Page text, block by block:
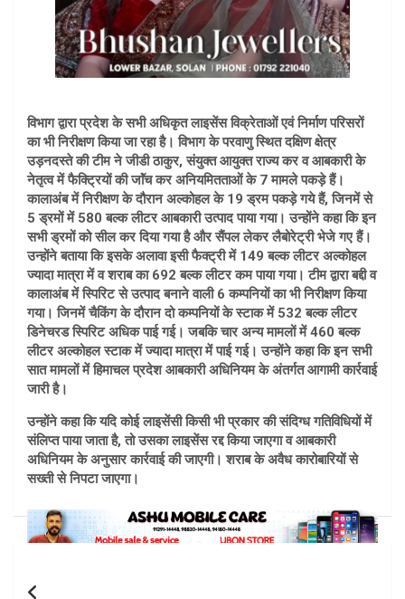
विभाग द्वारा प्रदेश के सभी अधिकृत लाइसेंस विक्रेताओं एवं निर्माण परिसरों
का भी निरीक्षण किया जा रहा है। विभाग के परवाणु स्थित दक्षिण क्षेत्र
उड़नदस्ते की टीम ने जीडी ठाकुर, संयुक्त आयुक्त राज्य कर व आबकारी के
नेतृत्व में फैक्ट्रियों की जाॅंच कर अनियमितताओं के 7 मामले पकड़े हैं।
कालाअंब में निरीक्षण के दौरान अल्कोहल के 19 ड्रम पकड़े गये हैं, जिनमें से
5 ड्रमों में 580 बल्क लीटर आबकारी उत्पाद पाया गया। उन्होंने कहा कि इन
सभी ड्रमों को सील कर दिया गया है और सैंपल लेकर लैबोरेट्री भेजे गए हैं।
उन्होंने बताया कि इसके अलावा इसी फैक्ट्री में 149 बल्क लीटर अल्कोहल
ज्यादा मात्रा में व शराब का 692 बल्क लीटर कम पाया गया। टीम द्वारा बद्दी व
कालाअंब में स्पिरिट से उत्पाद बनाने वाली 6 कम्पनियों का भी निरीक्षण किया
गया। जिनमें चैकिंग के दौरान दो कम्पनियों के स्टाक में 532 बल्क लीटर
डिनेचरड स्पिरिट अधिक पाई गई। जबकि चार अन्य मामलों में 460 बल्क
लीटर अल्कोहल स्टाक में ज्यादा मात्रा में पाई गई। उन्होंने कहा कि इन सभी
सात मामलों में हिमाचल प्रदेश आबकारी अधिनियम के अंतर्गत आगामी कार्रवाई
जारी है।
उन्होंने कहा कि यदि कोई लाइसेंसी किसी भी प्रकार की संदिग्ध गतिविधियों में
संलिप्त पाया जाता है, तो उसका लाइसेंस रद्द किया जाएगा व आबकारी
अधिनियम के अनुसार कार्रवाई की जाएगी। शराब के अवैध कारोबारियों से
सख्ती से निपटा जाएगा।
navigation